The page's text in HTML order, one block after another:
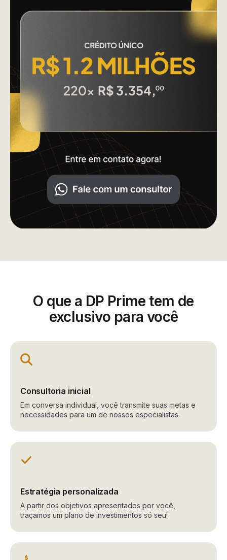
O que a DP Prime tem de
exclusivo para você
Consultoria inicial
Em conversa individual, você transmite suas metas e
necessidades para um de nossos especialistas.
Estratégia personalizada
A partir dos objetivos apresentados por você,
traçamos um plano de investimentos só seu!